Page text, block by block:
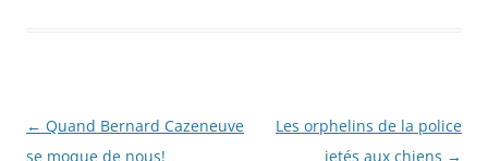
Navigation
des
← Quand Bernard Cazeneuve
se moque de nous!
Les orphelins de la police
jetés aux chiens →